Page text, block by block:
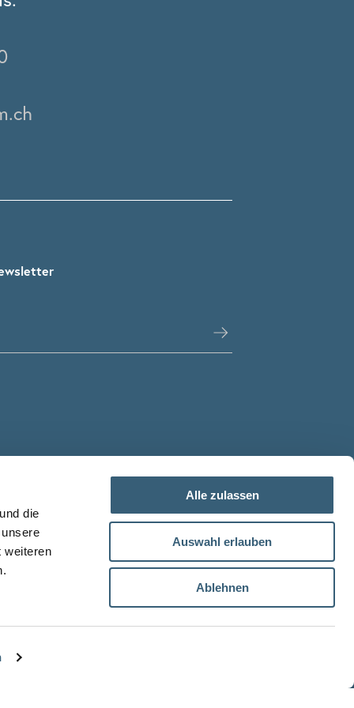
die
weiteren
Alle zulassen
Auswahl erlauben
Ablehnen
Data protection Impressum